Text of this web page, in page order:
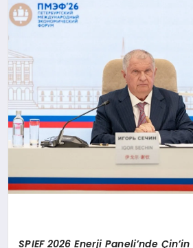
SPIEF 2026 Enerji Paneli’nde